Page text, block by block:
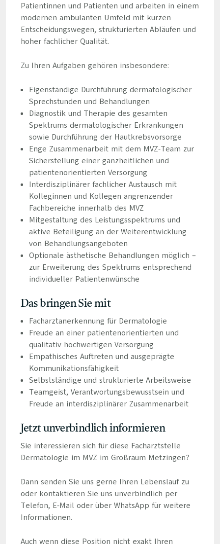
Patientinnen und Patienten und arbeiten in einem
modernen ambulanten Umfeld mit kurzen
Entscheidungswegen, strukturierten Abläufen und
hoher fachlicher Qualität.
Zu Ihren Aufgaben gehören insbesondere:
Eigenständige Durchführung dermatologischer
Sprechstunden und Behandlungen
Diagnostik und Therapie des gesamten
Spektrums dermatologischer Erkrankungen
sowie Durchführung der Hautkrebsvorsorge
Enge Zusammenarbeit mit dem MVZ-Team zur
Sicherstellung einer ganzheitlichen und
patientenorientierten Versorgung
Interdisziplinärer fachlicher Austausch mit
Kolleginnen und Kollegen angrenzender
Fachbereiche innerhalb des MVZ
Mitgestaltung des Leistungsspektrums und
aktive Beteiligung an der Weiterentwicklung
von Behandlungsangeboten
Optionale ästhetische Behandlungen möglich –
zur Erweiterung des Spektrums entsprechend
individueller Patientenwünsche
Das bringen Sie mit
Facharztanerkennung für Dermatologie
Freude an einer patientenorientierten und
qualitativ hochwertigen Versorgung
Empathisches Auftreten und ausgeprägte
Kommunikationsfähigkeit
Selbstständige und strukturierte Arbeitsweise
Teamgeist, Verantwortungsbewusstsein und
Freude an interdisziplinärer Zusammenarbeit
Jetzt unverbindlich informieren
Sie interessieren sich für diese Facharztstelle
Dermatologie im MVZ im Großraum Metzingen?
Dann senden Sie uns gerne Ihren Lebenslauf zu
oder kontaktieren Sie uns unverbindlich per
Telefon, E-Mail oder über WhatsApp für weitere
Informationen.
Auch wenn diese Position nicht exakt Ihren